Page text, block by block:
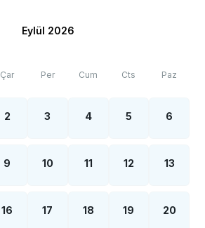
Eylül 2026
Çar Per Cum Cts Paz
2 3 4 5 6
9 10 11 12 13
16 17 18 19 20